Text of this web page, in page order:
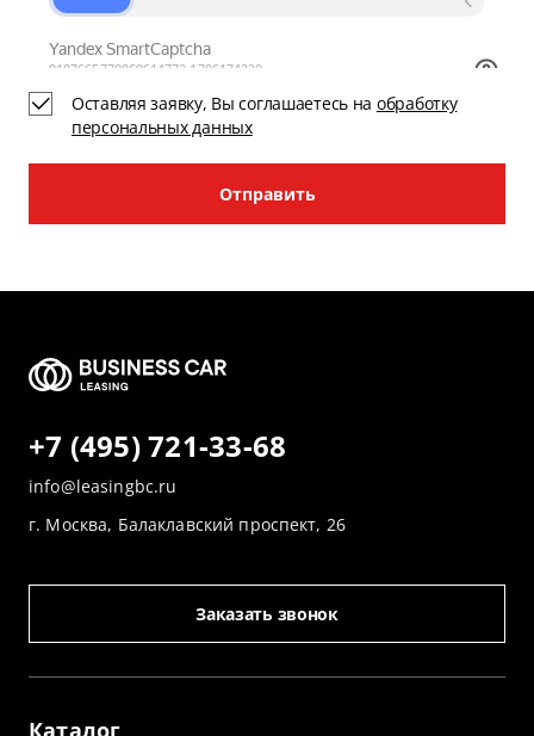
Отправить
Оставляя заявку, Вы соглашаетесь на обработку
персональных данных
Каталог
+7 (495) 721-33-68
info@leasingbc.ru
г. Москва, Балаклавский проспект, 26
Заказать звонок